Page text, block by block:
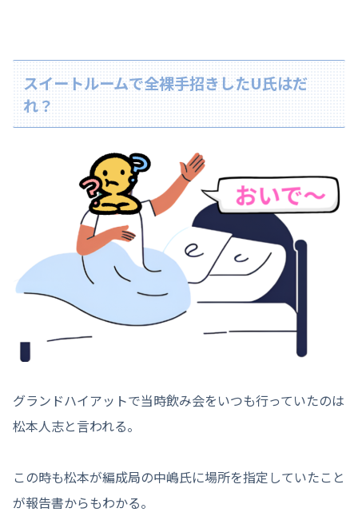
スイートルームで全裸手招きしたU氏はだ
れ？
グランドハイアットで当時飲み会をいつも行っていたのは
松本人志と言われる。
この時も松本が編成局の中嶋氏に場所を指定していたこと
が報告書からもわかる。